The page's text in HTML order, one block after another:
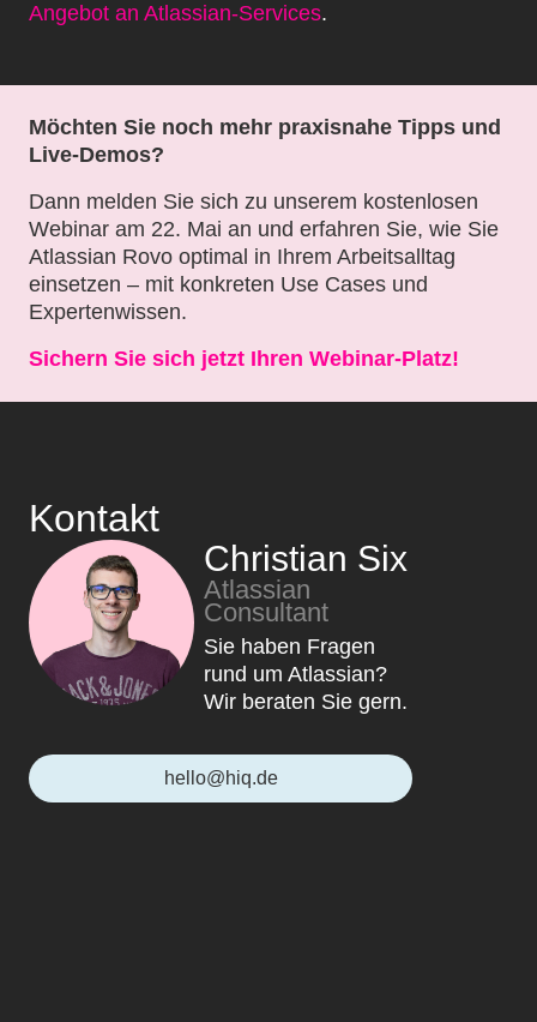
Angebot an Atlassian-Services.
Möchten Sie noch mehr praxisnahe Tipps und
Live-Demos?
Dann melden Sie sich zu unserem kostenlosen
Webinar am 22. Mai an und erfahren Sie, wie Sie
Atlassian Rovo optimal in Ihrem Arbeitsalltag
einsetzen – mit konkreten Use Cases und
Expertenwissen.
Sichern Sie sich jetzt Ihren Webinar-Platz!
Kontakt
Christian Six
Atlassian
Consultant
Sie haben Fragen
rund um Atlassian?
Wir beraten Sie gern.
hello@hiq.de